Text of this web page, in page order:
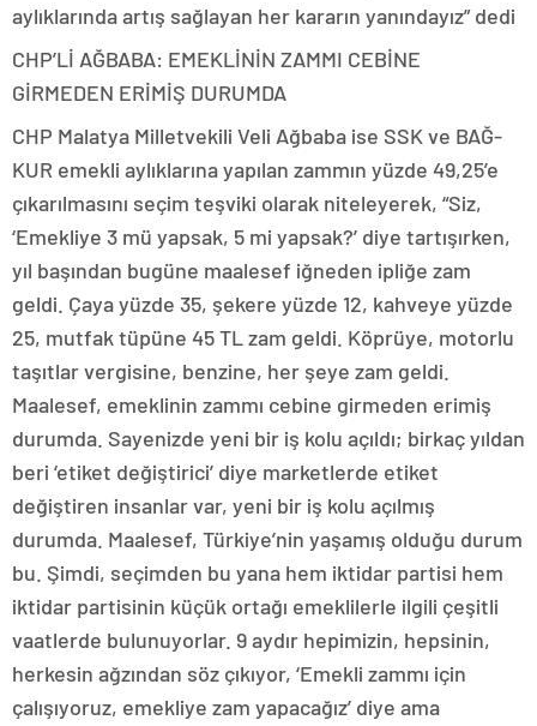
aylıklarında artış sağlayan her kararın yanındayız” dedi
CHP’Lİ AĞBABA: EMEKLİNİN ZAMMI CEBİNE
GİRMEDEN ERİMİŞ DURUMDA
CHP Malatya Milletvekili Veli Ağbaba ise SSK ve BAĞ-
KUR emekli aylıklarına yapılan zammın yüzde 49,25’e
çıkarılmasını seçim teşviki olarak niteleyerek, “Siz,
‘Emekliye 3 mü yapsak, 5 mi yapsak?’ diye tartışırken,
yıl başından bugüne maalesef iğneden ipliğe zam
geldi. Çaya yüzde 35, şekere yüzde 12, kahveye yüzde
25, mutfak tüpüne 45 TL zam geldi. Köprüye, motorlu
taşıtlar vergisine, benzine, her şeye zam geldi.
Maalesef, emeklinin zammı cebine girmeden erimiş
durumda. Sayenizde yeni bir iş kolu açıldı; birkaç yıldan
beri ‘etiket değiştirici’ diye marketlerde etiket
değiştiren insanlar var, yeni bir iş kolu açılmış
durumda. Maalesef, Türkiye’nin yaşamış olduğu durum
bu. Şimdi, seçimden bu yana hem iktidar partisi hem
iktidar partisinin küçük ortağı emeklilerle ilgili çeşitli
vaatlerde bulunuyorlar. 9 aydır hepimizin, hepsinin,
herkesin ağzından söz çıkıyor, ‘Emekli zammı için
çalışıyoruz, emekliye zam yapacağız’ diye ama